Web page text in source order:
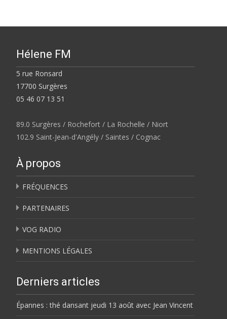
Hélene FM
5 rue Ronsard
17700 Surgères
05 46 07 13 51
89.0 Surgères / Rochefort / La Rochelle / Niort
102.9 Saint-Jean-d'Angély / Saintes / Cognac
À propos
FRÉQUENCES
PARTENAIRES
VOG RADIO
MENTIONS LÉGALES
Derniers articles
Épannes : thé dansant jeudi 13 août avec Jean Vincent